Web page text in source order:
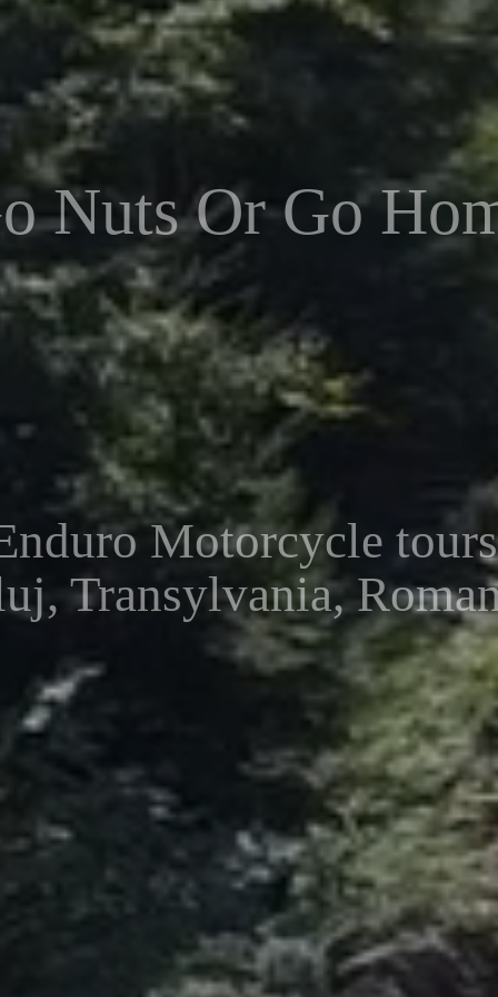
Nuts Or Go
Motorcycle
Transylvania,